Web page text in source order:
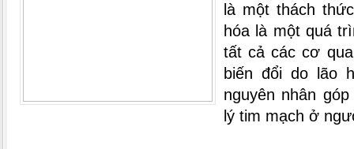
là một thách
hóa là một quá
tất cả các cơ
biến đổi do lão
nguyên nhân
lý tim mạch ở